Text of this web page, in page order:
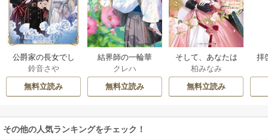
公爵家の長女でし
た
鈴音さや
無料立読み
結界師の一輪華
クレハ
無料立読み
そして、あなたは
私を捨てる
柏みなみ
無料立読み
拝
その他の人気ランキングをチェック！